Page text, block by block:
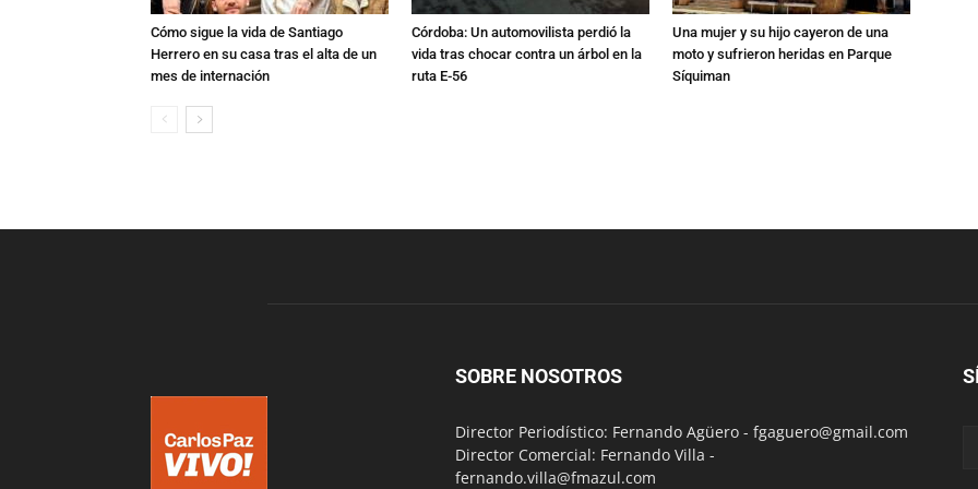
Cómo sigue la vida de Santiago
Herrero en su casa tras el alta de un
mes de internación
Córdoba: Un automovilista perdió la
vida tras chocar contra un árbol en la
ruta E-56
Una mujer y su hijo cayeron de una
moto y sufrieron heridas en Parque
Síquiman
SOBRE NOSOTROS
Director Periodístico: Fernando Agüero - fgaguero@gmail.com
Director Comercial: Fernando Villa -
fernando.villa@fmazul.com